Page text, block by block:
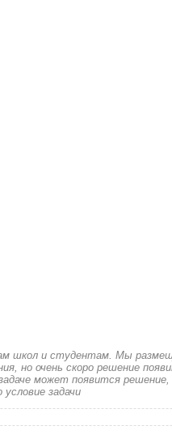
школ и студентам. Мы
но очень скоро решение
может появится
задачи